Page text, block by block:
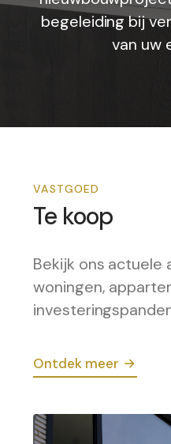
begeleiding bij
van uw
VASTGOED
Te koop
Bekijk ons actuele
woningen,
Ontdek meer